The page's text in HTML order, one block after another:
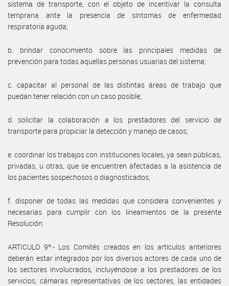
sistema de transporte, con el objeto de incentivar la consulta
temprana ante la presencia de síntomas de enfermedad
respiratoria aguda;
b. brindar conocimiento sobre las principales medidas de
prevención para todas aquellas personas usuarias del sistema;
c. capacitar al personal de las distintas áreas de trabajo que
puedan tener relación con un caso posible;
d. solicitar la colaboración a los prestadores del servicio de
transporte para propiciar la detección y manejo de casos;
e. coordinar los trabajos con instituciones locales, ya sean públicas,
privadas, u otras, que se encuentren afectadas a la asistencia de
los pacientes sospechosos o diagnosticados;
f. disponer de todas las medidas que considera convenientes y
necesarias para cumplir con los lineamientos de la presente
Resolución.
ARTICULO 9º.- Los Comités creados en los artículos anteriores
deberán estar integrados por los diversos actores de cada uno de
los sectores involucrados, incluyéndose a los prestadores de los
servicios, cámaras representativas de los sectores, las entidades